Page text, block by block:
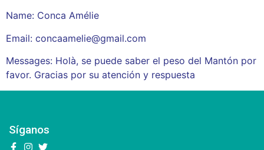
Name: Conca Amélie
Email: concaamelie@gmail.com
Messages: Holà, se puede saber el peso del Mantón por
favor. Gracias por su atención y respuesta
Síganos